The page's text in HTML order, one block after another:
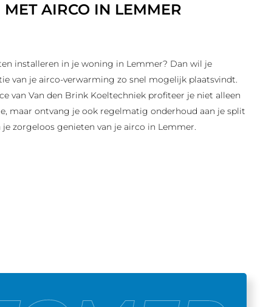
AIRCO IN LEMMER
installeren in je woning in Lemmer? Dan wil je
van je airco-verwarming zo snel mogelijk plaatsvindt.
van Van den Brink Koeltechniek profiteer je niet alleen
maar ontvang je ook regelmatig onderhoud aan je split
zorgeloos genieten van je airco in Lemmer.